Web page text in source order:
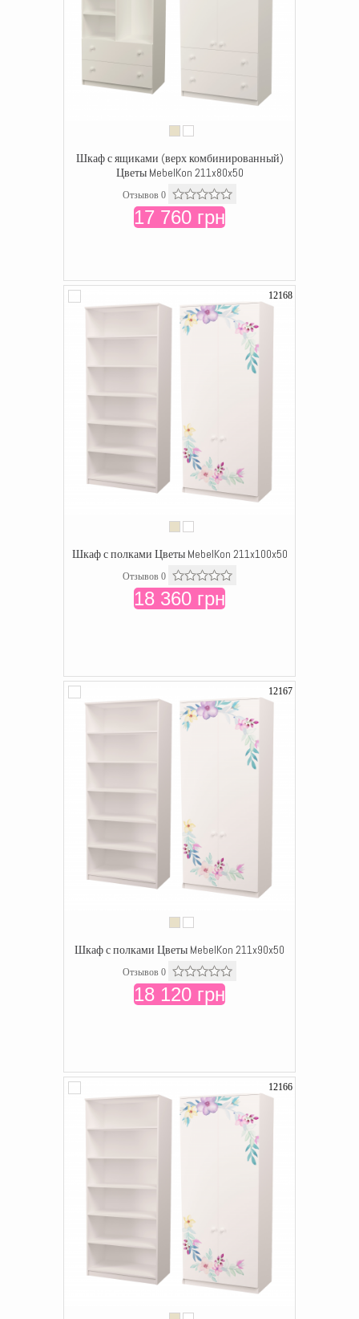
Шкаф с ящиками (верх комбинированный)
Цветы MebelKon 211x80x50
Отзывов 0
17 760 грн
12168
Шкаф с полками Цветы MebelKon 211x100x50
Отзывов 0
18 360 грн
12167
Шкаф с полками Цветы MebelKon 211x90x50
Отзывов 0
18 120 грн
12166